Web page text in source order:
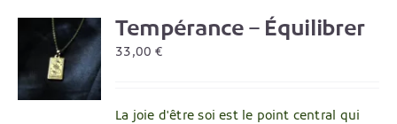
Tempérance – Équilibrer
33,00€
La joie d'être soi est le point central qui